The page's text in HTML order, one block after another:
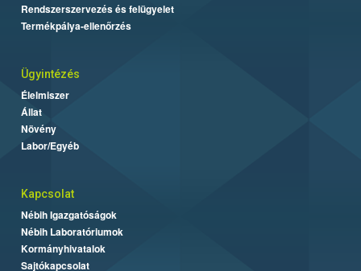
Rendszerszervezés és felügyelet
Termékpálya-ellenőrzés
Ügyintézés
Élelmiszer
Állat
Növény
Labor/Egyéb
Kapcsolat
Nébih Igazgatóságok
Nébih Laboratóriumok
Kormányhivatalok
Sajtókapcsolat